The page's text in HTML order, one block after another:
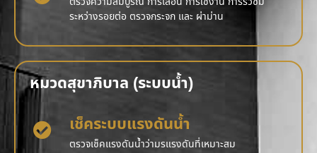
ระหว่างรอยต่อ ตรวจกระจก และ ผ่าม่าน
หมวดสุขาภิบาล (ระบบน้ำ)
เช็คระบบแรงดันน้ำ
ตรวจเช็คแรงดันน้ำว่ามรแรงดันที่เหมาะสม